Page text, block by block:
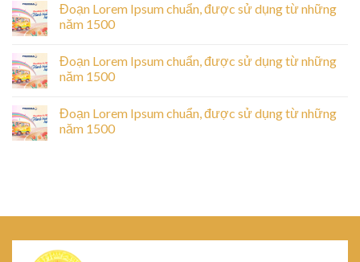
Đoạn Lorem Ipsum chuẩn, được sử dụng từ những
năm 1500
Đoạn Lorem Ipsum chuẩn, được sử dụng từ những
năm 1500
Đoạn Lorem Ipsum chuẩn, được sử dụng từ những
năm 1500